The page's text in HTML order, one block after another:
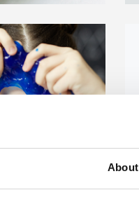
About